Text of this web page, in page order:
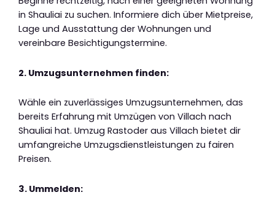
in Shauliai zu suchen. Informiere dich über Mietpreise,
Lage und Ausstattung der Wohnungen und
vereinbare Besichtigungstermine.
2. Umzugsunternehmen finden:
Wähle ein zuverlässiges Umzugsunternehmen, das
bereits Erfahrung mit Umzügen von Villach nach
Shauliai hat. Umzug Rastoder aus Villach bietet dir
umfangreiche Umzugsdienstleistungen zu fairen
Preisen.
3. Ummelden: